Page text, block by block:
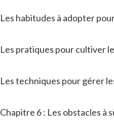
Les habitudes à adopter
Les pratiques pour cultiver
Les techniques pour gérer
Chapitre 6 : Les obstacles